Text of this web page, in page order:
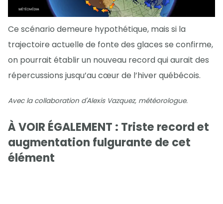
Ce scénario demeure hypothétique, mais si la
trajectoire actuelle de fonte des glaces se confirme,
on pourrait établir un nouveau record qui aurait des
répercussions jusqu’au cœur de l’hiver québécois.
Avec la collaboration d'Alexis Vazquez, météorologue.
À VOIR ÉGALEMENT : Triste record et
augmentation fulgurante de cet
élément